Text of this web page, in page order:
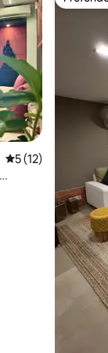
5 de uma avaliação
5 (12)